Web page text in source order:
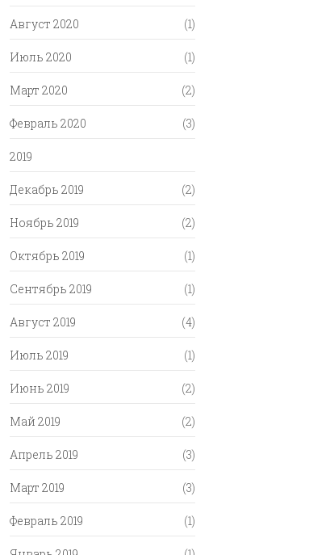
Август 2020 (1)
Июль 2020 (1)
Март 2020 (2)
Февраль 2020 (3)
2019
Декабрь 2019 (2)
Ноябрь 2019 (2)
Октябрь 2019 (1)
Сентябрь 2019 (1)
Август 2019 (4)
Июль 2019 (1)
Июнь 2019 (2)
Май 2019 (2)
Апрель 2019 (3)
Март 2019 (3)
Февраль 2019 (1)